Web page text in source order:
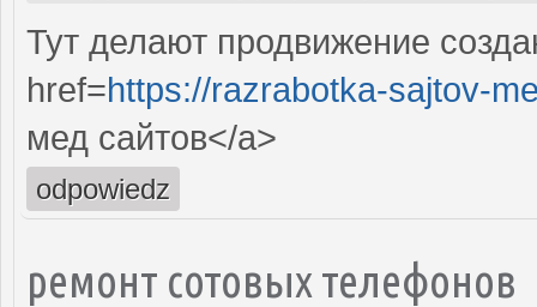
Тут делают продвижение
href=https://razrabotka-sajtov-
мед сайтов</a>
odpowiedz
ремонт сотовых телефонов